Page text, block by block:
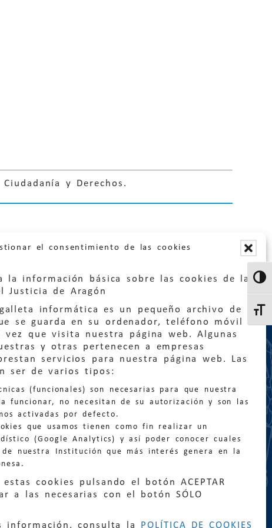
el consentimiento de las cookies
la información básica sobre las cookies de la
Justicia de Aragón
informática es un pequeño archivo de
se guarda en su ordenador, teléfono móvil
vez que visita nuestra página web. Algunas
y otras pertenecen a empresas
servicios para nuestra página web. Las
ser de varios tipos:
(funcionales) son necesarias para que nuestra
funcionar, no necesitan de su autorización y son las
activadas por defecto.
que usamos tienen como fin realizar un
(Google Analytics) y así poder conocer cuales
de nuestra Institución que más interés genera en la
estas cookies pulsando el botón ACEPTAR
a las necesarias con el botón SÓLO
información, consulta la
POLÍTICA DE COOKIES
y Derechos.
quejas@eljusticiadearagon.es
general:
900 210 210/ 976 399 354
Declaración de accesibilidad|Perfil del